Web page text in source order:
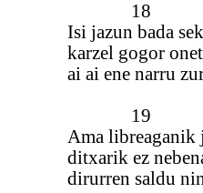
18
Isi jazun bada
karzel gogor
ai ai ene narru
19
Ama libreaganik
ditxarik ez
dirurren saldu